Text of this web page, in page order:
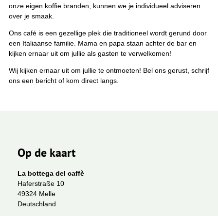
onze eigen koffie branden, kunnen we je individueel adviseren
over je smaak.
Ons café is een gezellige plek die traditioneel wordt gerund door
een Italiaanse familie. Mama en papa staan achter de bar en
kijken ernaar uit om jullie als gasten te verwelkomen!
Wij kijken ernaar uit om jullie te ontmoeten! Bel ons gerust, schrijf
ons een bericht of kom direct langs.
Op de kaart
La bottega del caffè
Haferstraße 10
49324 Melle
Deutschland